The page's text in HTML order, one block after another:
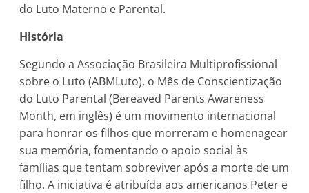
do Luto Materno e Parental.
História
Segundo a Associação Brasileira Multiprofissional
sobre o Luto (ABMLuto), o Mês de Conscientização
do Luto Parental (Bereaved Parents Awareness
Month, em inglês) é um movimento internacional
para honrar os filhos que morreram e homenagear
sua memória, fomentando o apoio social às
famílias que tentam sobreviver após a morte de um
filho. A iniciativa é atribuída aos americanos Peter e